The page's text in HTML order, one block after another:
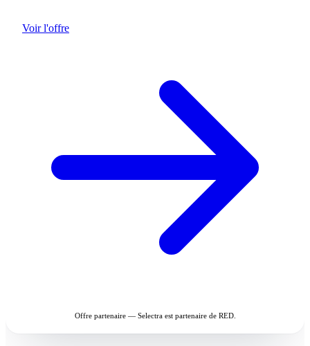
Voir l'offre
Offre partenaire — Selectra est partenaire de RED.